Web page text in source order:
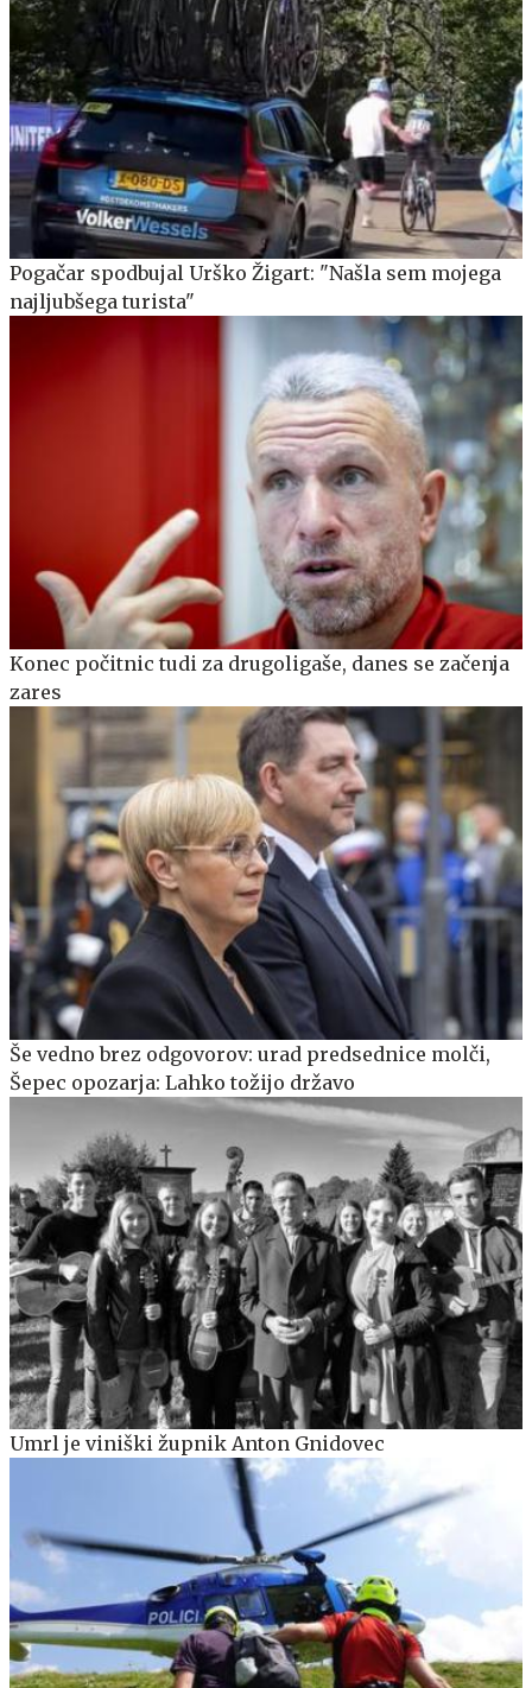
Pogačar spodbujal Urško Žigart: "Našla sem mojega
najljubšega turista"
Konec počitnic tudi za drugoligaše, danes se začenja
zares
Še vedno brez odgovorov: urad predsednice molči,
Šepec opozarja: Lahko tožijo državo
Umrl je viniški župnik Anton Gnidovec